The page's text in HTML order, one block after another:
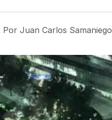
| Por Juan Carlos Samaniego